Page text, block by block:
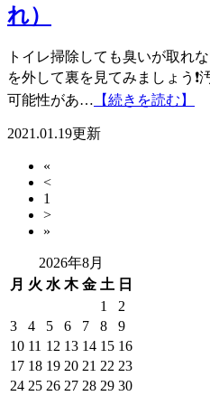
れ）
トイレ掃除しても臭いが取れ
を外して裏を見てみましょう
可能性があ… 【続きを読む】
2021.01.19更新
«
<
1
>
»
2026年8月
月 火 水 木 金 土 日
1
2
3
4 5 6 7 8
9
10 11 12 13 14 15 16
17 18 19 20 21 22 23
24 25 26 27 28 29 30